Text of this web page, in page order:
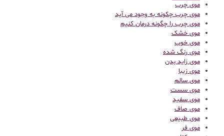
موی چرب
موی چرب چکونه به وجود می آید
موی چرب را چگونه درمان کنیم
موی خشک
موی خوب
موی رنگ شده
موی زاید بدن
موی زیبا
موی سالم
موی سست
موی سفید
موی صاف
موی طبیعی
موی فر